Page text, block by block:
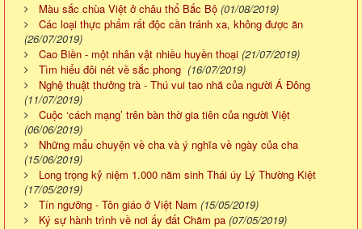
Màu sắc chùa Việt ở châu thổ Bắc Bộ (01/08/2019)
Các loại thực phẩm rất độc cần tránh xa, không được ăn
(26/07/2019)
Cao Biền - một nhân vật nhiều huyền thoại (21/07/2019)
Tìm hiểu đôi nét về sắc phong (16/07/2019)
Nghệ thuật thưởng trà - Thú vui tao nhã của người Á Đông
(11/07/2019)
Cuộc ‘cách mạng’ trên bàn thờ gia tiên của người Việt
(06/06/2019)
Những mẩu chuyện về cha và ý nghĩa về ngày của cha
(15/06/2019)
Long trọng kỷ niệm 1.000 năm sinh Thái úy Lý Thường Kiệt
(17/05/2019)
Tín ngưỡng - Tôn giáo ở Việt Nam (15/05/2019)
Ký sự hành trình về nơi ấy đất Chăm pa (07/05/2019)